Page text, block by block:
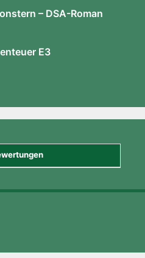
– DSA-Roman
E3